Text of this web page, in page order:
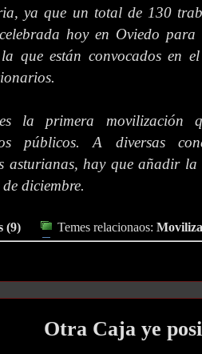
ya que un total de 130
hoy en Oviedo
que están convocados en
la primera movilización
públicos. A diversas
asturianas, hay que añadir la
diciembre.
(9) Temes relacionaos:
Otra Caja ye